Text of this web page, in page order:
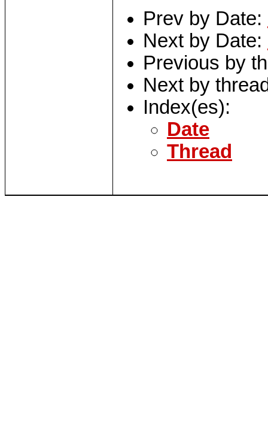
Prev by Date:
Next by Date:
Previous by
Next by
Index(es):
Date
Thread